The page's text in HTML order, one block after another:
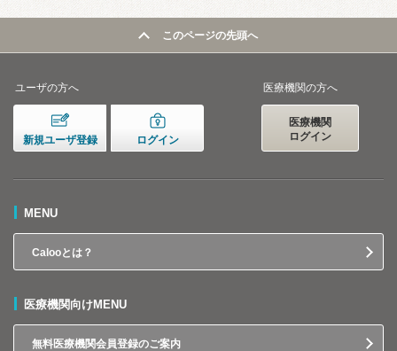
このページの先頭へ
ユーザの方へ
新規ユーザ登録 ログイン
医療機関の方へ
医療機関
ログイン
MENU
Calooとは？
医療機関向けMENU
無料医療機関会員登録のご案内